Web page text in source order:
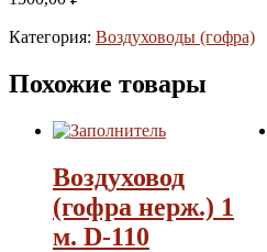
Категория: Воздуховоды (гофра)
Похожие товары
Воздуховод
(гофра нерж.) 1
м. D-110